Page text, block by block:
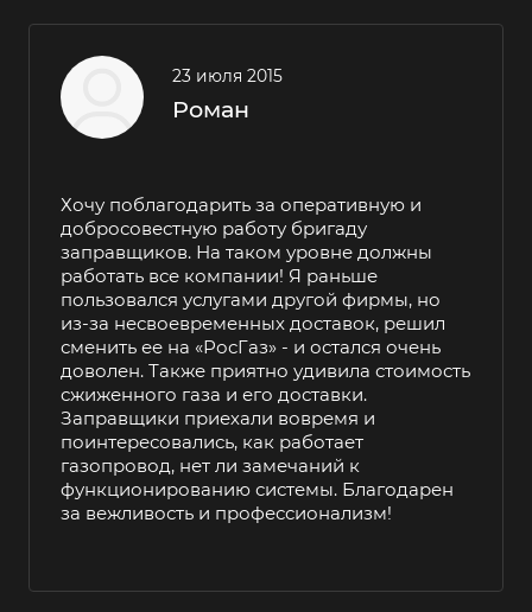
23 июля 2015
Роман
Хочу поблагодарить за оперативную и
добросовестную работу бригаду
заправщиков. На таком уровне должны
работать все компании! Я раньше
пользовался услугами другой фирмы, но
из-за несвоевременных доставок, решил
сменить ее на «РосГаз» - и остался очень
доволен. Также приятно удивила стоимость
сжиженного газа и его доставки.
Заправщики приехали вовремя и
поинтересовались, как работает
газопровод, нет ли замечаний к
функционированию системы. Благодарен
за вежливость и профессионализм!